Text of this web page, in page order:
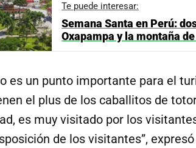
Te puede interesar:
Semana Santa en Perú:
Oxapampa y la montaña
es un punto importante para el
el plus de los caballitos de
es muy visitado por los
de los visitantes”,